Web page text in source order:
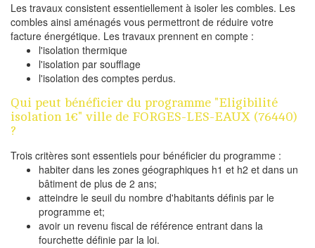
Les travaux consistent essentiellement à isoler les combles. Les
combles ainsi aménagés vous permettront de réduire votre
facture énergétique. Les travaux prennent en compte :
l'isolation thermique
l'isolation par soufflage
l'isolation des comptes perdus.
Qui peut bénéficier du programme "Eligibilité
isolation 1€" ville de FORGES-LES-EAUX (76440)
?
Trois critères sont essentiels pour bénéficier du programme :
habiter dans les zones géographiques h1 et h2 et dans un
bâtiment de plus de 2 ans;
atteindre le seuil du nombre d'habitants définis par le
programme et;
avoir un revenu fiscal de référence entrant dans la
fourchette définie par la loi.